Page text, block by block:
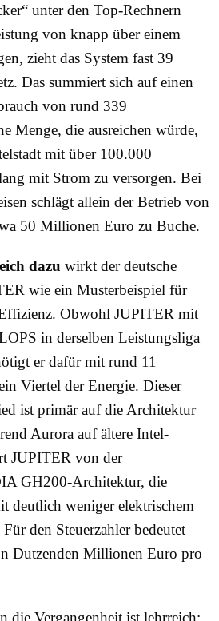
unter den Top-Rechnern
von knapp über einem
zieht das System fast 39
Das summiert sich auf einen
von rund 339
Menge, die ausreichen würde,
mit über 100.000
mit Strom zu versorgen. Bei
schlägt allein der Betrieb von
50 Millionen Euro zu Buche.
dazu wirkt der deutsche
wie ein Musterbeispiel für
Obwohl JUPITER mit
in derselben Leistungsliga
er dafür mit rund 11
Viertel der Energie. Dieser
ist primär auf die Architektur
Aurora auf ältere Intel-
JUPITER von der
GH200-Architektur, die
deutlich weniger elektrischem
den Steuerzahler bedeutet
Dutzenden Millionen Euro pro
die Vergangenheit ist lehrreich: